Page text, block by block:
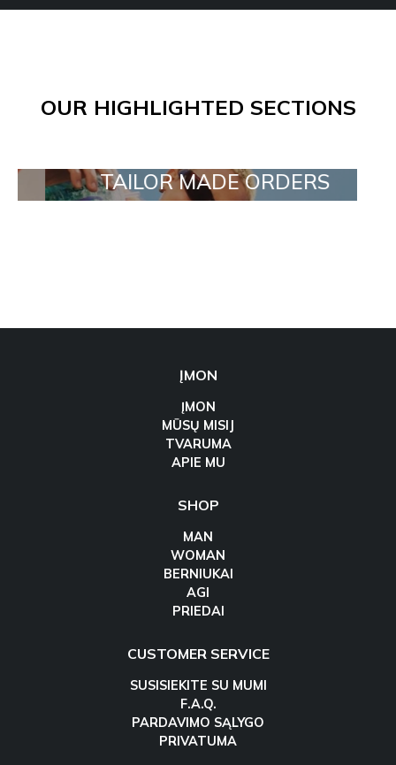
OUR HIGHLIGHTED SECTIONS
TAILOR MADE ORDERS
ĮMON
ĮMON
MŪSŲ MISIJ
TVARUMA
APIE MU
SHOP
MAN
WOMAN
BERNIUKAI
AGI
PRIEDAI
CUSTOMER SERVICE
SUSISIEKITE SU MUMI
F.A.Q.
PARDAVIMO SĄLYGO
PRIVATUMA